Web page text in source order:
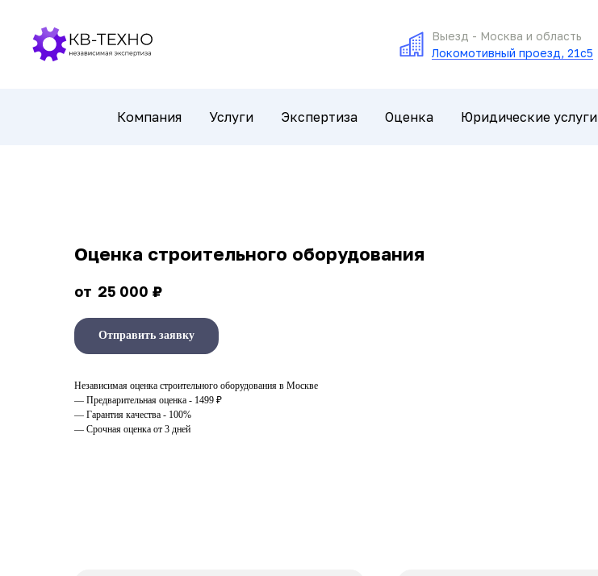
Выезд - Москва и область
Локомотивный проезд, 21с5
Компания Услуги Экспертиза Оценка Юридические услуги
Оценка строительного оборудования
25 000 ₽
Отправить заявку
Независимая оценка строительного оборудования в Москве
— Предварительная оценка - 1499 ₽
— Гарантия качества - 100%
— Срочная оценка от 3 дней